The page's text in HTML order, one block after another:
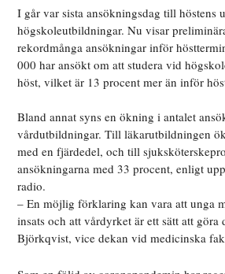
I går var sista ansökningsdag till höstens
högskoleutbildningar. Nu visar
rekordmånga ansökningar inför
000 har ansökt om att studera vid
höst, vilket är 13 procent mer än inför
Bland annat syns en ökning i antalet
vårdutbildningar. Till läkarutbildningen
med en fjärdedel, och till
ansökningarna med 33 procent, enligt
radio.
– En möjlig förklaring kan vara att unga
insats och att vårdyrket är ett sätt att göra
Björkqvist, vice dekan vid medicinska